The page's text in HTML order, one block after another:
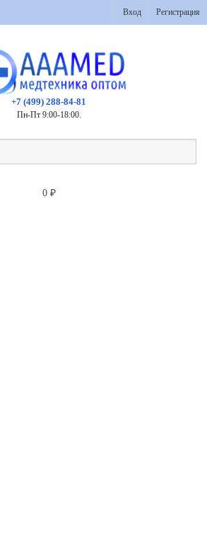
Вход Регистрация
+7 (499) 288-84-81
Пн-Пт 9:00-18:00.
0 ₽